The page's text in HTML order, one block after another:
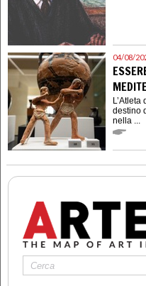
04/08/
destino
nella ...